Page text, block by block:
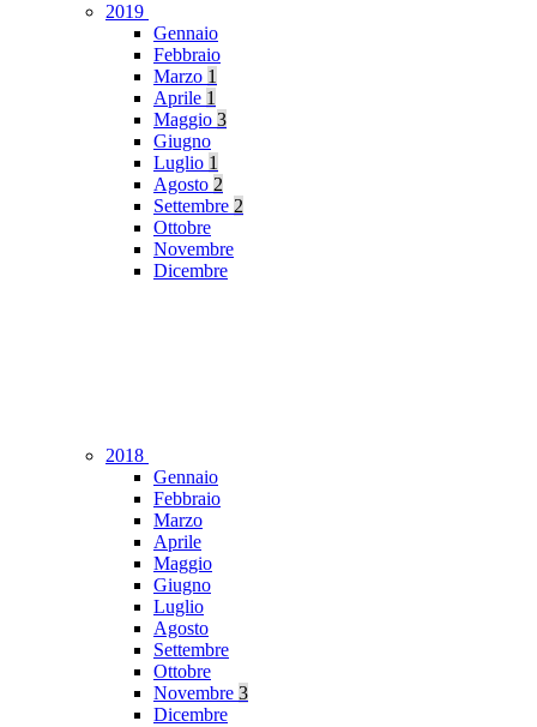
2019
Gennaio
Febbraio
Marzo 1
Aprile 1
Maggio 3
Giugno
Luglio 1
Agosto 2
Settembre 2
Ottobre
Novembre
Dicembre
2018
Gennaio
Febbraio
Marzo
Aprile
Maggio
Giugno
Luglio
Agosto
Settembre
Ottobre
Novembre 3
Dicembre